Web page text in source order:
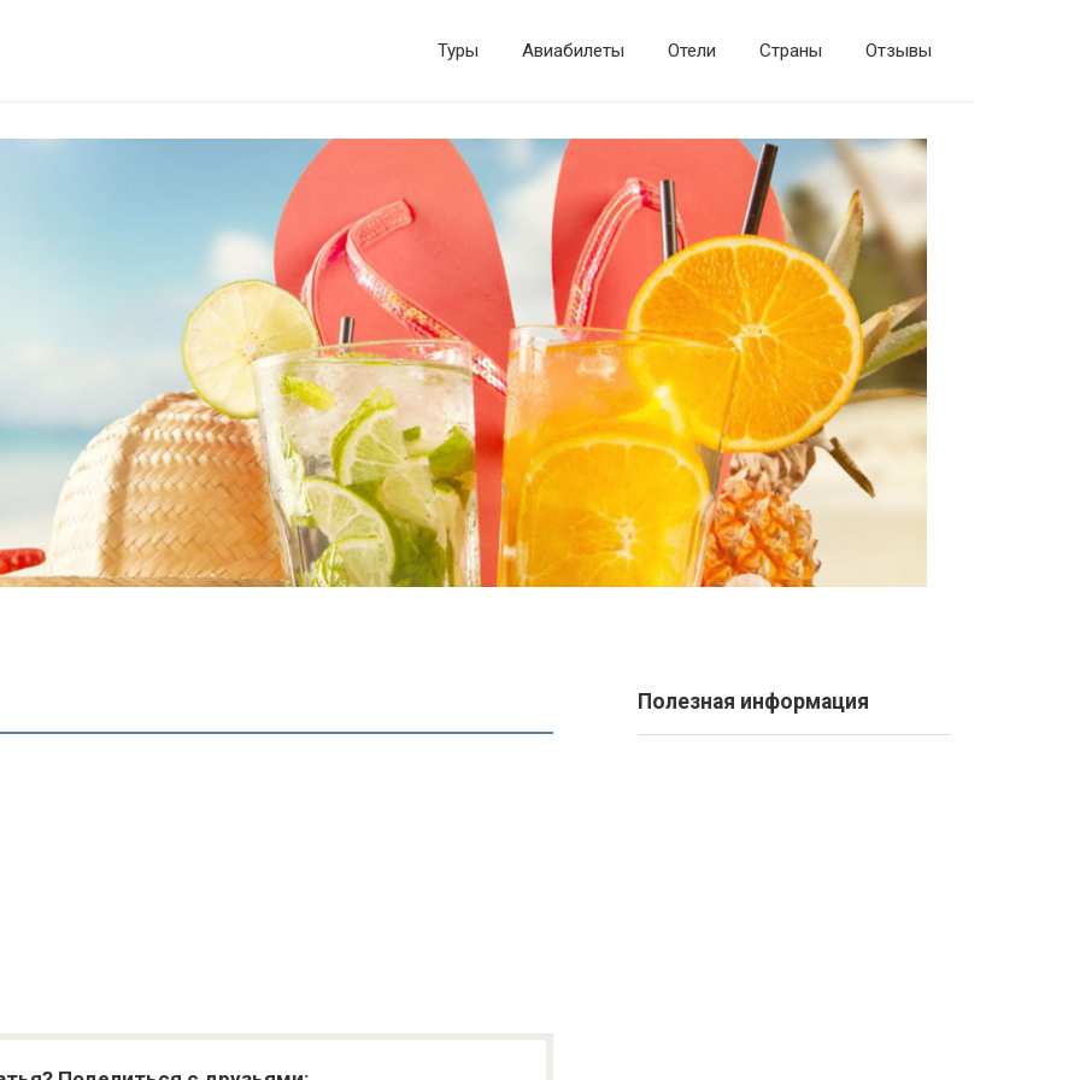
Туры Авиабилеты Отели Страны Отзывы
Полезная информация